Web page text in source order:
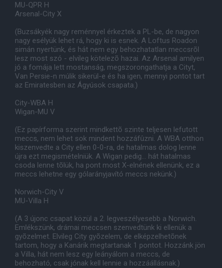
MU-QPR H
Arsenal-City X
(Buzsákyék nagy reménnyel érkeztek a PL-be, de nagyon
nagy esélyük lehet rá, hogy ki is esnek. A Loftus Roadon
simán nyertünk, és hát nem egy behozhatatlan meccsrõl
lesz most szó - elvileg kötelezõ hazai. Az Arsenal amilyen
jó a fomája lett mostanság, megszorongathatja a Cityt,
Van Persie-n múlik sikerül-e és ha igen, mennyi pontot tart
az Emiratesben az Ágyúsok csapata.)
City-WBA H
Wigan-MU V
(Ez papírforma szerint mindkettõ szinte teljesen lefutott
meccs, nem lehet sok mindent hozzáfûzni. A WBA otthon
kiszenvedte a City ellen 0-0-ra, de hatalmas dolog lenne
újra ezt megismételniük. A Wigan pedig... hát hatalmas
csoda lenne tõlük, ha pont most X-elnének ellenünk, ez a
meccs lehetne egy gólarányjavító meccs nekünk.)
Norwich-City V
MU-Villa H
(A 3 újonc csapat közül a 2. legveszélyesebb a Norwich.
Emlékszünk, drámai meccsen szenvedtünk ki ellenük a
gyõzelmet. Elvileg City gyõzelem, de elképzelhetõnek
tartom, hogy a Kanárik megtartanak 1 pontot. Hozzánk jön
a Villa, hát nem lesz egy leányálom a meccs, de
behozható, csak jónak kell lennie a hozzáállásnak.)